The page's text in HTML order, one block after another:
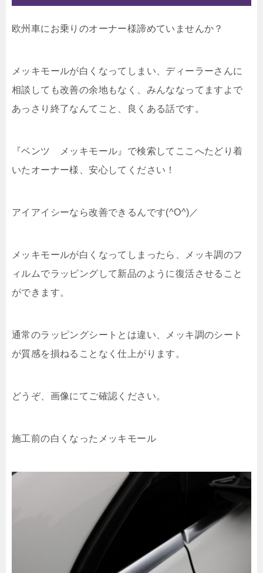
欧州車にお乗りのオーナー様諦めていませんか？
メッキモールが白くなってしまい、ディーラーさんに
相談しても改善の余地もなく、みんななってますよで
あっさり終了なんてこと、良くある話です。
『ベンツ メッキモール』で検索してここへたどり着
いたオーナー様、安心してください！
アイアイシーなら改善できるんです(^O^)／
メッキモールが白くなってしまったら、メッキ調のフ
ィルムでラッピングして新品のように復活させること
ができます。
通常のラッピングシートとは違い、メッキ調のシート
が質感を損ねることなく仕上がります。
どうぞ、画像にてご確認ください。
施工前の白くなったメッキモール